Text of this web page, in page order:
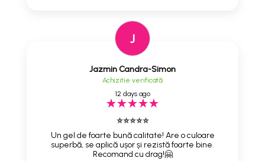
J
Jazmin Candra-Simon
Achizitie verificată
12 days ago
⭐⭐⭐⭐⭐
Un gel de foarte bună calitate! Are o culoare
superbă, se aplică ușor și rezistă foarte bine.
Recomand cu drag!🤗